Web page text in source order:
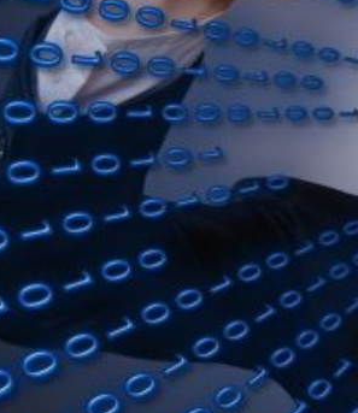
Faq
Contacto
Área de clientes